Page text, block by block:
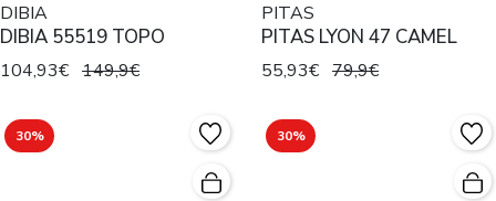
DIBIA
DIBIA 55519 TOPO
104,93€ 149,9€
PITAS
PITAS LYON 47 CAMEL
55,93€ 79,9€
30% 30%